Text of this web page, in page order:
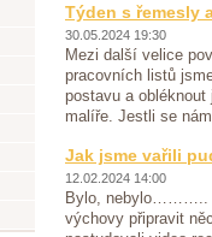
Týden s řemesly
30.05.2024 19:30
Mezi další velice
pracovních listů
postavu a
malíře. Jestli se nám
Jak jsme vařili
12.02.2024 14:00
Bylo, nebylo………..
výchovy připravit